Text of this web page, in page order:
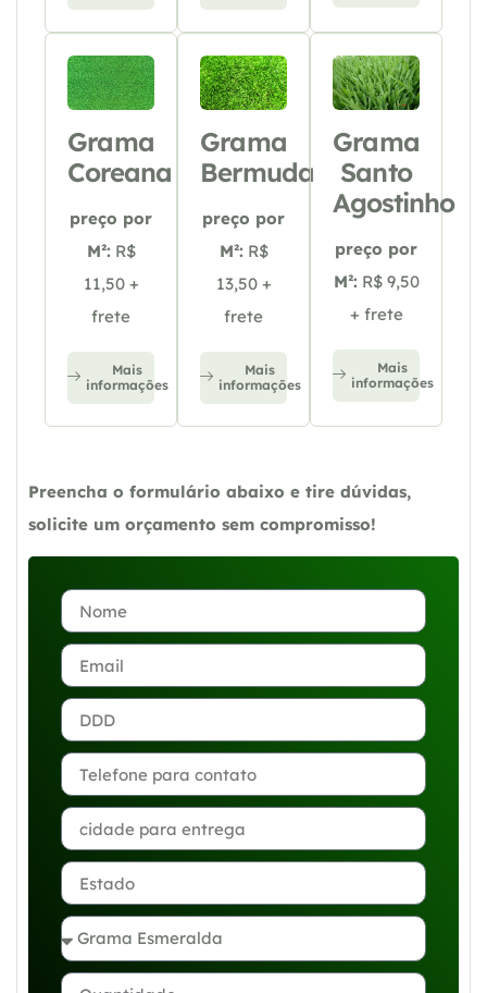
Grama
Coreana
preço por
M²: R$
11,50 +
frete
Mais
informações
Grama
Bermuda
preço por
M²: R$
13,50 +
frete
Mais
informações
Grama
Santo
Agostinho
preço por
M²: R$ 9,50
+ frete
Mais
informações
Preencha o formulário abaixo e tire dúvidas,
solicite um orçamento sem compromisso!